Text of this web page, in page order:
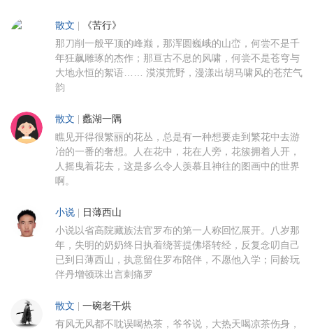
散文 《苦行》
那刀削一般平顶的峰巅，那浑圆巍峨的山峦，何尝不是千
年狂飙雕琢的杰作；那亘古不息的风啸，何尝不是苍穹与
大地永恒的絮语…… 漠漠荒野，漫漾出胡马啸风的苍茫气
韵
散文 蠡湖一隅
瞧见开得很繁丽的花丛，总是有一种想要走到繁花中去游
冶的一番的奢想。人在花中，花在人旁，花簇拥着人开，
人摇曳着花去，这是多么令人羡慕且神往的图画中的世界
啊。
小说 日薄西山
小说以省高院藏族法官罗布的第一人称回忆展开。八岁那
年，失明的奶奶终日执着绕菩提佛塔转经，反复念叨自己
已到日薄西山，执意留住罗布陪伴，不愿他入学；同龄玩
伴丹增顿珠出言刺痛罗
散文 一碗老干烘
有风无风都不耽误喝热茶，爷爷说，大热天喝凉茶伤身，